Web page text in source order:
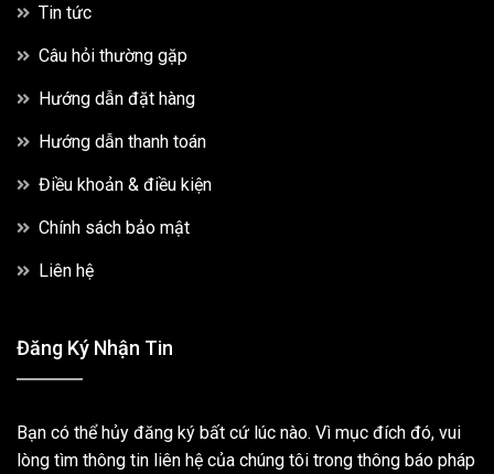
Tin tức
Câu hỏi thường gặp
Hướng dẫn đặt hàng
Hướng dẫn thanh toán
Điều khoản & điều kiện
Chính sách bảo mật
Liên hệ
Đăng Ký Nhận Tin
Bạn có thể hủy đăng ký bất cứ lúc nào. Vì mục đích đó, vui
lòng tìm thông tin liên hệ của chúng tôi trong thông báo pháp